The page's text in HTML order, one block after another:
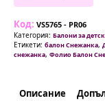
Код: VS5765 - PR06
Категория: Балони за
Етикети: балон Снежанка,
снежанка, Фолио Балон
Описание